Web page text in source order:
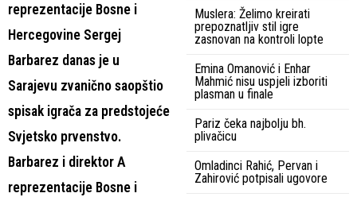
reprezentacije Bosne i
Hercegovine Sergej
Barbarez danas je u
Sarajevu zvanično saopštio
spisak igrača za predstojeće
Svjetsko prvenstvo.
Barbarez i direktor A
reprezentacije Bosne i
Muslera: Želimo kreirati
prepoznatljiv stil igre
zasnovan na kontroli lopte
Emina Omanović i Enhar
Mahmić nisu uspjeli izboriti
plasman u finale
Pariz čeka najbolju bh.
plivačicu
Omladinci Rahić, Pervan i
Zahirović potpisali ugovore